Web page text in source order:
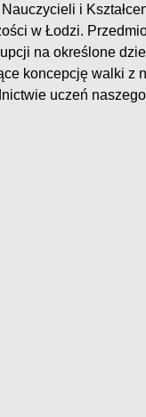
i
w Łodzi.
na określone
koncepcję walki z
uczeń